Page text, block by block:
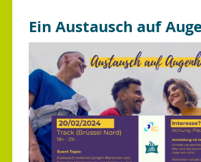
Ein Austausch auf